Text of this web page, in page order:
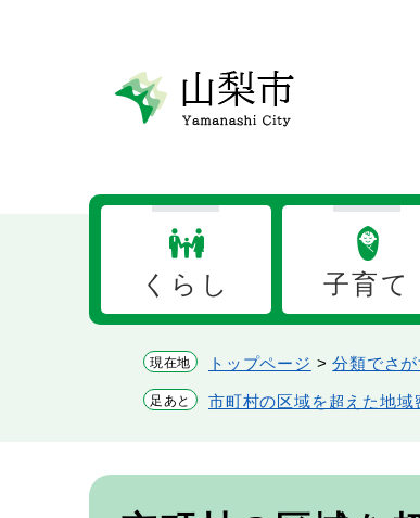
くらし 子育て
現在地 トップページ >分類でさが
足あと 市町村の区域を超えた地
本